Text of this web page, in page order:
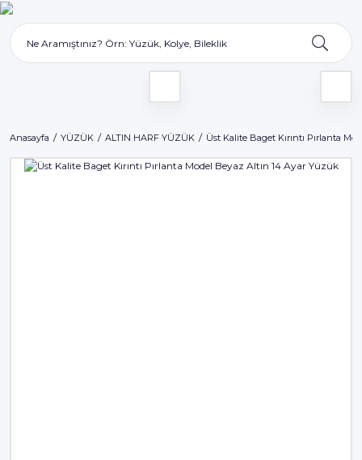
Anasayfa YÜZÜK ALTIN HARF YÜZÜK Üst Kalite Baget Kırıntı Pırlanta